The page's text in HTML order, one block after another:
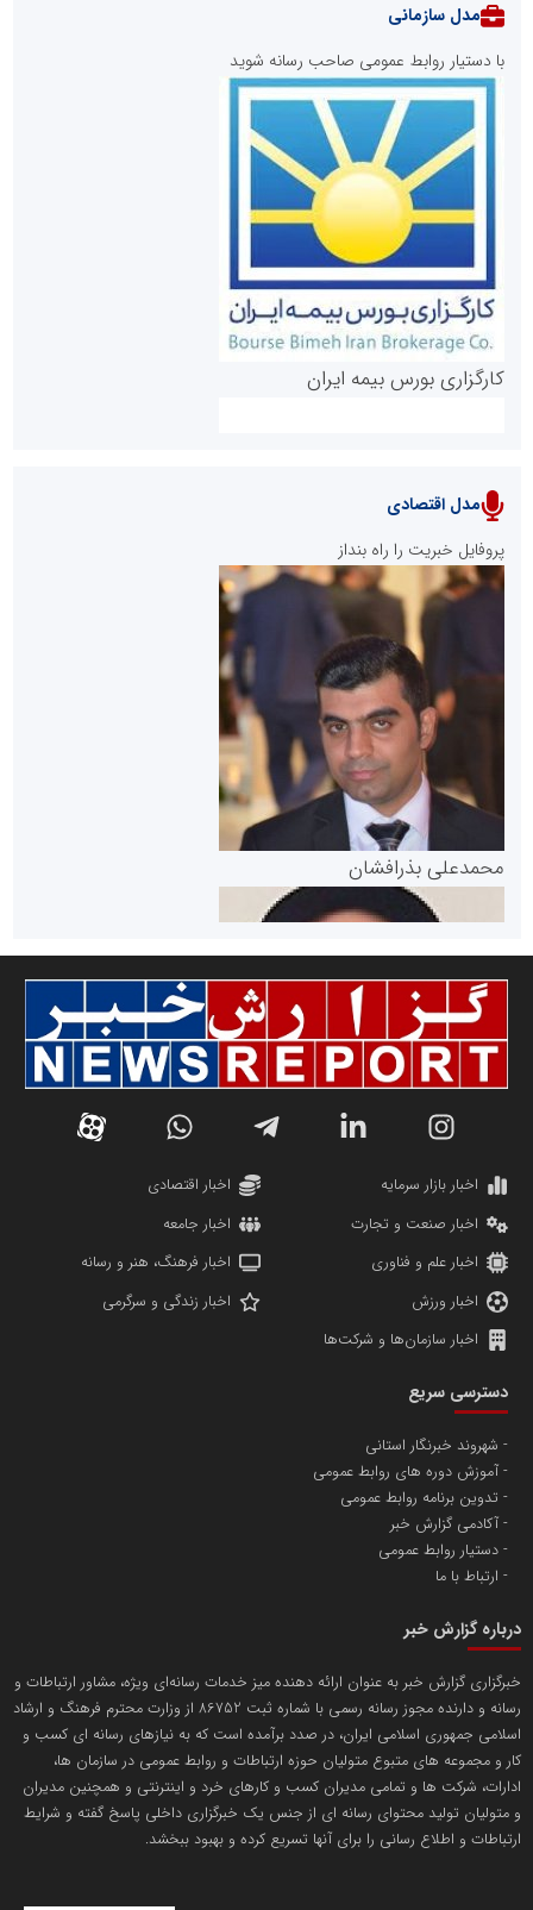
روابط عمومی خبرگزاری گزارش خبر
پایگاه خبری نهضت ملی مسکن
پایگاه خبری گفتمان یزد
دانشگاه سئوی ایران
پایگاه اطلاع رسانی اعتلای نهادهای مردمی
پایگاه اطلاع رسانی دریا و نفت
مدل سازمانی
با دستیار روابط عمومی صاحب رسانه شوید
کارگزاری بورس بیمه ایران
سازمان بورس و اوراق بهادار
مرجع اخبار موثق در بازارسرمایه
سازمان صنعت،معدن و تجارت
تامین آهن اسفنجی تولیدکنندگان فولاد در کشور
تریبون
انتشار گسترده محتوا در رسانه گزارش خبر
مدل اقتصادی
پروفایل خبریت را راه بنداز
محمدعلی بذرافشان
مریم حاج نوروز نظری
مسعودصادقی
محمدعلی کرمعلی
اخبار بازار سرمایه
اخبار اقتصادی
اخبار صنعت و تجارت
اخبار جامعه
اخبار علم و فناوری
اخبار فرهنگ، هنر و رسانه
اخبار ورزش
اخبار زندگی و سرگرمی
اخبار سازمان‌ها و شرکت‌ها
دسترسی سریع
شهروند خبرنگار استانی
آموزش دوره های روابط عمومی
تدوین برنامه روابط عمومی
آکادمی گزارش خبر
دستیار روابط عمومی
ارتباط با ما
درباره گزارش خبر
خبرگزاری گزارش خبر به عنوان ارائه دهنده میز خدمات رسانه‌ای ویژه، مشاور ارتباطات و
رسانه و دارنده مجوز رسانه رسمی با شماره ثبت 86752 از وزارت محترم فرهنگ و ارشاد
اسلامی جمهوری اسلامی ایران، در صدد برآمده است که به نیازهای رسانه ای کسب و
کار و مجموعه های متبوع متولیان حوزه ارتباطات و روابط عمومی در سازمان ها،
ادارات، شرکت ها و تمامی مدیران کسب و کارهای خرد و اینترنتی و همچنین مدیران
و متولیان تولید محتوای رسانه ای از جنس یک خبرگزاری داخلی پاسخ گفته و شرایط
ارتباطات و اطلاع رسانی را برای آنها تسریع کرده و بهبود ببخشد.